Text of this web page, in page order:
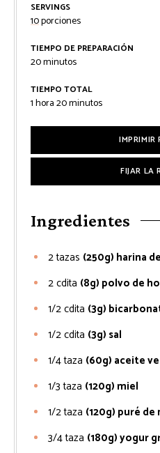
SERVINGS
10porciones
TIEMPO DE PREPARACIÓN
20minutos
minutos
TIEMPO TOTAL
1hora
hora20minutos
minutos
IMPRIMIR
FIJAR LA
Ingredientes
2tazas (250g) harina
2cdita (8g) polvo de
1/2cdita (3g)
1/2cdita (3g) sal
1/4taza (60g) aceite
1/3taza (120g) miel
1/2taza (120g) puré de
3/4taza (180g) yogur